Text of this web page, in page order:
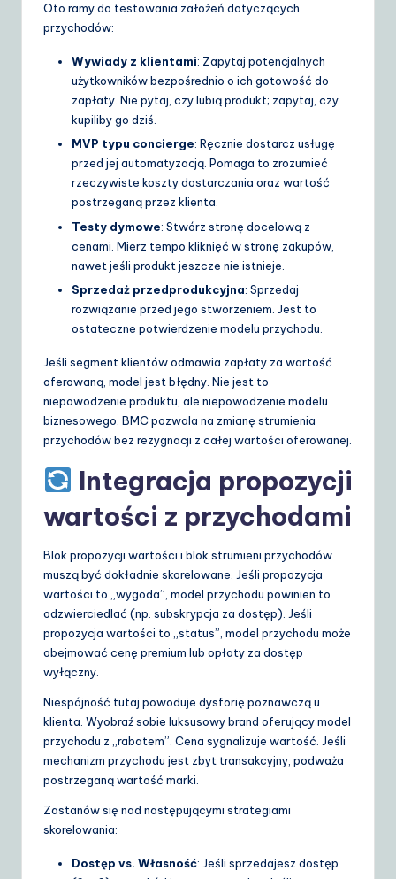
Oto ramy do testowania założeń dotyczących
przychodów:
Wywiady z klientami: Zapytaj potencjalnych
użytkowników bezpośrednio o ich gotowość do
zapłaty. Nie pytaj, czy lubią produkt; zapytaj, czy
kupiliby go dziś.
MVP typu concierge: Ręcznie dostarcz usługę
przed jej automatyzacją. Pomaga to zrozumieć
rzeczywiste koszty dostarczania oraz wartość
postrzeganą przez klienta.
Testy dymowe: Stwórz stronę docelową z
cenami. Mierz tempo kliknięć w stronę zakupów,
nawet jeśli produkt jeszcze nie istnieje.
Sprzedaż przedprodukcyjna: Sprzedaj
rozwiązanie przed jego stworzeniem. Jest to
ostateczne potwierdzenie modelu przychodu.
Jeśli segment klientów odmawia zapłaty za wartość
oferowaną, model jest błędny. Nie jest to
niepowodzenie produktu, ale niepowodzenie modelu
biznesowego. BMC pozwala na zmianę strumienia
przychodów bez rezygnacji z całej wartości oferowanej.
Integracja propozycji
wartości z przychodami
Blok propozycji wartości i blok strumieni przychodów
muszą być dokładnie skorelowane. Jeśli propozycja
wartości to „wygoda”, model przychodu powinien to
odzwierciedlać (np. subskrypcja za dostęp). Jeśli
propozycja wartości to „status”, model przychodu może
obejmować cenę premium lub opłaty za dostęp
wyłączny.
Niespójność tutaj powoduje dysforię poznawczą u
klienta. Wyobraź sobie luksusowy brand oferujący model
przychodu z „rabatem”. Cena sygnalizuje wartość. Jeśli
mechanizm przychodu jest zbyt transakcyjny, podważa
postrzeganą wartość marki.
Zastanów się nad następującymi strategiami
skorelowania:
Dostęp vs. Własność: Jeśli sprzedajesz dostęp